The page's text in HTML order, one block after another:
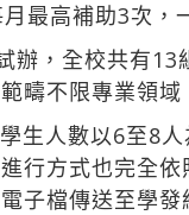
最高補助3次，
辦，全校共有
疇不限專業領域
生人數以6至8
行方式也完全
子檔傳送至學